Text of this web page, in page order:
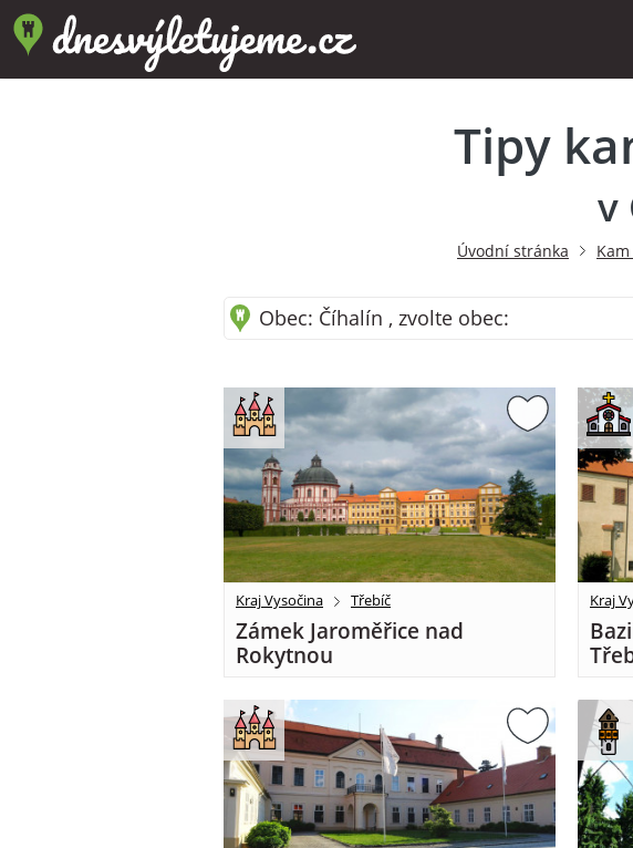
Tipy
v
Úvodní stránka
Obec: Číhalín , zvolte obec:
Kraj Vysočina Třebíč
Zámek Jaroměřice nad
Rokytnou
Kraj